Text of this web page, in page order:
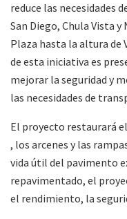
reduce las necesidades
San Diego, Chula Vista
Plaza hasta la altura de
de esta iniciativa es
mejorar la seguridad y
las necesidades de
El proyecto restaurará
, los arcenes y las
vida útil del pavimento
repavimentado, el
el rendimiento, la